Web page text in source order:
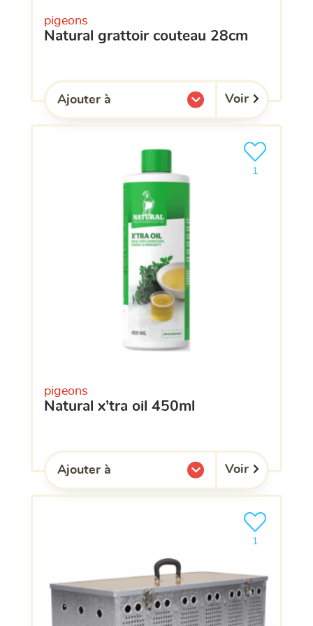
pigeons
natural grattoir couteau 28cm
Ajouter à
l'une de mes listes. Voir
pigeons
natural x’tra oil 450ml
1
Ajouter le
clients ont
Ajouter à
l'une de mes listes. Voir
1
Ajouter le
clients ont